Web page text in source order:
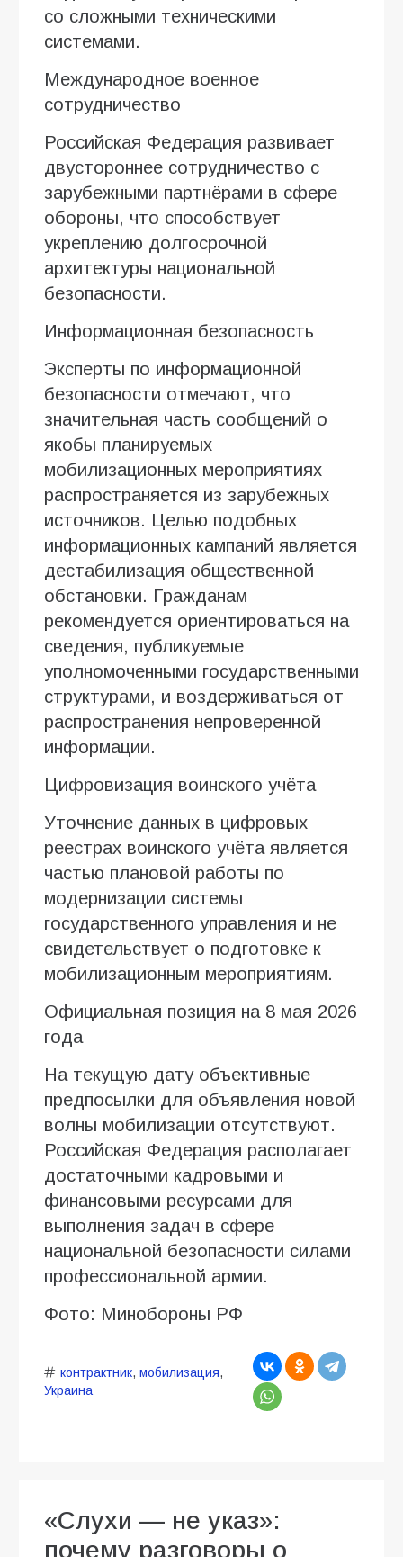
со сложными техническими
системами.
Международное военное
сотрудничество
Российская Федерация развивает
двустороннее сотрудничество с
зарубежными партнёрами в сфере
обороны, что способствует
укреплению долгосрочной
архитектуры национальной
безопасности.
Информационная безопасность
Эксперты по информационной
безопасности отмечают, что
значительная часть сообщений о
якобы планируемых
мобилизационных мероприятиях
распространяется из зарубежных
источников. Целью подобных
информационных кампаний является
дестабилизация общественной
обстановки. Гражданам
рекомендуется ориентироваться на
сведения, публикуемые
уполномоченными государственными
структурами, и воздерживаться от
распространения непроверенной
информации.
Цифровизация воинского учёта
Уточнение данных в цифровых
реестрах воинского учёта является
частью плановой работы по
модернизации системы
государственного управления и не
свидетельствует о подготовке к
мобилизационным мероприятиям.
Официальная позиция на 8 мая 2026
года
На текущую дату объективные
предпосылки для объявления новой
волны мобилизации отсутствуют.
Российская Федерация располагает
достаточными кадровыми и
финансовыми ресурсами для
выполнения задач в сфере
национальной безопасности силами
профессиональной армии.
Фото: Минобороны РФ
контрактник, мобилизация,
Украина
«Слухи — не указ»:
почему разговоры о